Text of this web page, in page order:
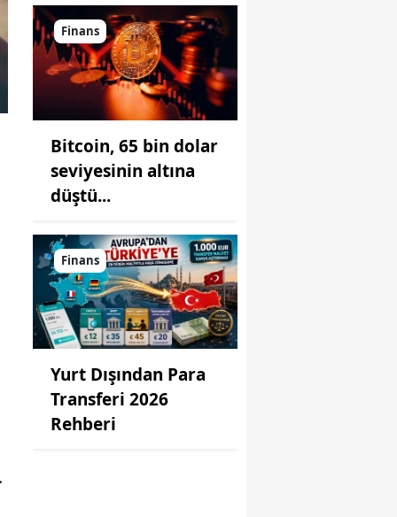
Finans
Bitcoin, 65 bin dolar
seviyesinin altına
düştü...
Finans
Yurt Dışından Para
Transferi 2026
Rehberi